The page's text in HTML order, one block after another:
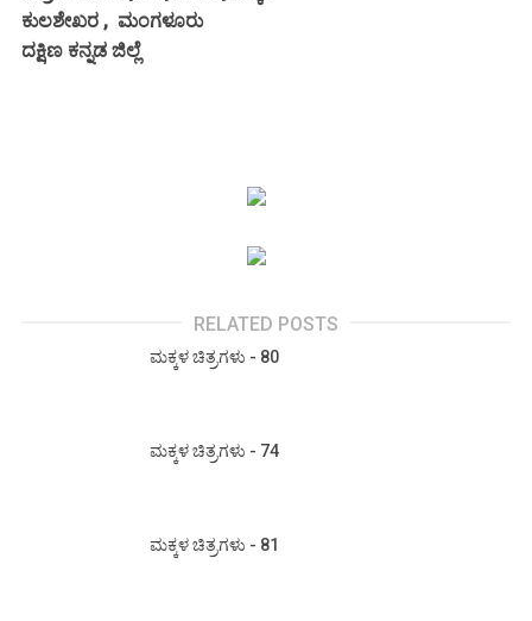
ಕುಲಶೇಖರ , ಮಂಗಳೂರು
ದಕ್ಷಿಣ ಕನ್ನಡ ಜಿಲ್ಲೆ
RELATED POSTS
ಮಕ್ಕಳ ಚಿತ್ರಗಳು - 80
ಮಕ್ಕಳ ಚಿತ್ರಗಳು - 74
ಮಕ್ಕಳ ಚಿತ್ರಗಳು - 81